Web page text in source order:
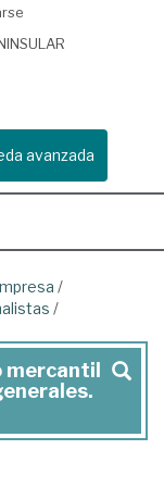
avanzada
/
/
mercantil